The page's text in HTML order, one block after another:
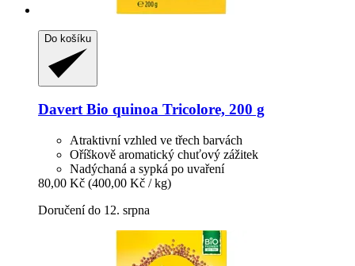
Do košíku
DavertBio quinoa Tricolore, 200 g
Atraktivní vzhled ve třech barvách
Oříškově aromatický chuťový zážitek
Nadýchaná a sypká po uvaření
80,00 Kč (400,00 Kč / kg)
Doručení do 12. srpna